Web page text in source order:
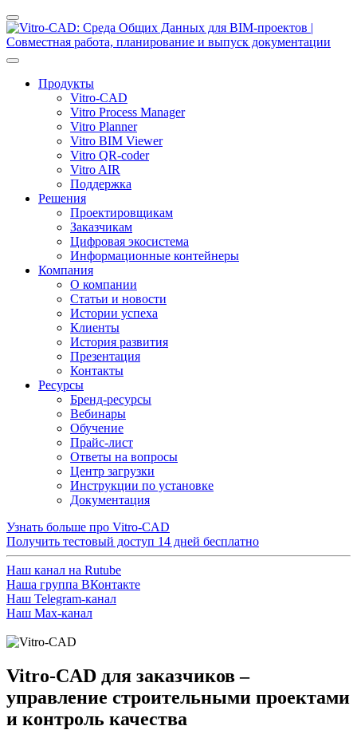
Продукты
Vitro-CAD
Vitro Process Manager
Vitro Planner
Vitro BIM Viewer
Vitro QR-coder
Vitro AIR
Поддержка
Решения
Проектировщикам
Заказчикам
Цифровая экосистема
Информационные контейнеры
Компания
О компании
Статьи и новости
Истории успеха
Клиенты
История развития
Презентация
Контакты
Ресурсы
Бренд-ресурсы
Вебинары
Обучение
Прайс-лист
Ответы на вопросы
Центр загрузки
Инструкции по установке
Документация
Узнать больше про Vitro-CAD
Получить тестовый доступ 14 дней бесплатно
Наш канал на Rutube
Наша группа ВКонтакте
Наш Telegram-канал
Наш Max-канал
Vitro-CAD для заказчиков –
управление строительными проектами
и контроль качества